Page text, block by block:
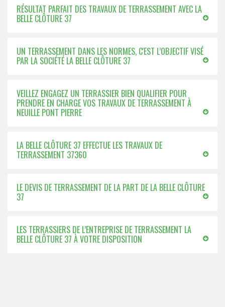
RÉSULTAT PARFAIT DES TRAVAUX DE TERRASSEMENT AVEC LA
BELLE CLÔTURE 37
UN TERRASSEMENT DANS LES NORMES, C'EST L’OBJECTIF VISÉ
PAR LA SOCIÉTÉ LA BELLE CLÔTURE 37
VEILLEZ ENGAGEZ UN TERRASSIER BIEN QUALIFIER POUR
PRENDRE EN CHARGE VOS TRAVAUX DE TERRASSEMENT À
NEUILLE PONT PIERRE
LA BELLE CLÔTURE 37 EFFECTUE LES TRAVAUX DE
TERRASSEMENT 37360
LE DEVIS DE TERRASSEMENT DE LA PART DE LA BELLE CLÔTURE
37
LES TERRASSIERS DE L’ENTREPRISE DE TERRASSEMENT LA
BELLE CLÔTURE 37 À VOTRE DISPOSITION